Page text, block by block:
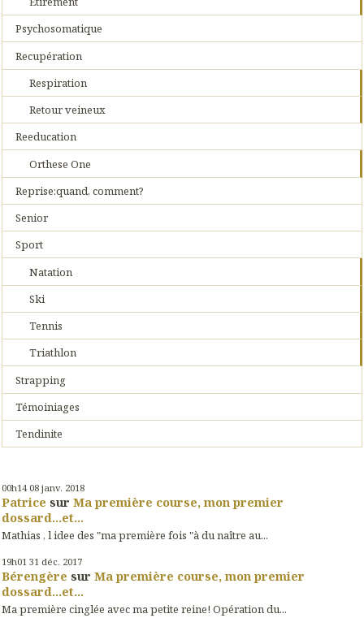
Psychosomatique
Recupération
Respiration
Retour veineux
Reeducation
Orthese One
Reprise:quand, comment?
Senior
Sport
Natation
Ski
Tennis
Triathlon
Strapping
Témoiniages
Tendinite
00h14 08 janv. 2018
Patrice sur Ma première course, mon premier
dossard...et...
Mathias , l idee des "ma première fois "à du naître au...
19h01 31 déc. 2017
Bérengère sur Ma première course, mon premier
dossard...et...
Ma première cinglée avec ma petite reine! Opération du...